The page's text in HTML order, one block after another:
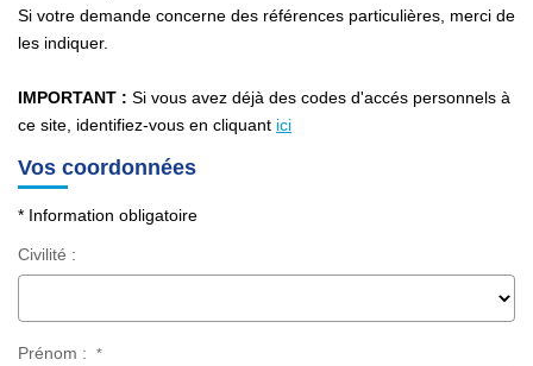
CONTACT
Si votre demande concerne des références particulières, merci de
les indiquer.
IMPORTANT : Si vous avez déjà des codes d'accés personnels à
ce site, identifiez-vous en cliquant ici
Vos coordonnées
* Information obligatoire
Civilité :
Prénom : *